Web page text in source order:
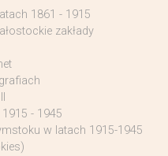
1861 - 1915
zakłady
- 1945
w latach 1915-1945